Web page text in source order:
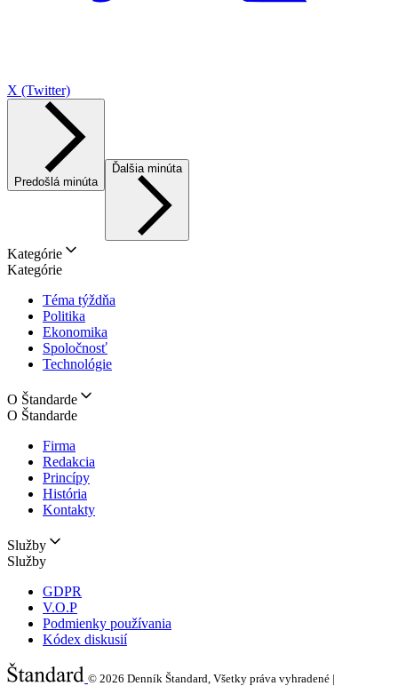
X (Twitter)
Predošlá minúta
Ďalšia minúta
Kategórie
Kategórie
Téma týždňa
Politika
Ekonomika
Spoločnosť
Technológie
O Štandarde
O Štandarde
Firma
Redakcia
Princípy
História
Kontakty
Služby
Služby
GDPR
V.O.P
Podmienky používania
Kódex diskusií
© 2026 Denník Štandard, Všetky práva vyhradené |